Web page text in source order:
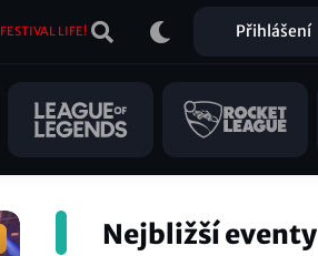
Přihlášení
FESTIVAL LIFE!
Nejbližší eventy